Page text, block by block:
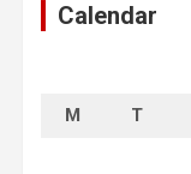
Calendar
M T